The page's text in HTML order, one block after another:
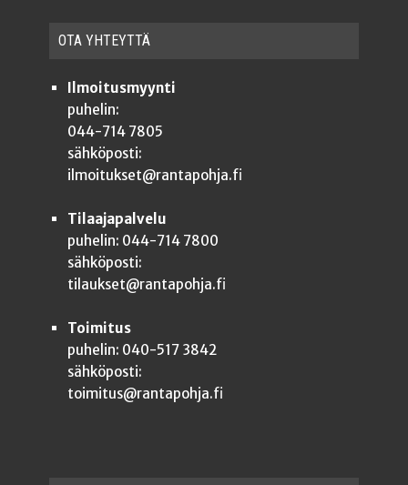
OTA YHTEYT­TÄ
Ilmoitusmyynti
puhelin:
044-714 7805
sähköposti:
ilmoitukset@rantapohja.fi
Tilaajapalvelu
puhelin: 044-714 7800
sähköposti:
tilaukset@rantapohja.fi
Toimitus
puhelin: 040-517 3842
sähköposti:
toimitus@rantapohja.fi